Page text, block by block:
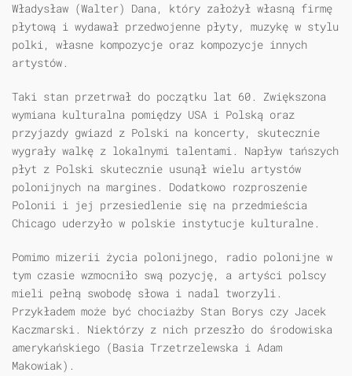
Władysław (Walter) Dana, który założył własną firmę
płytową i wydawał przedwojenne płyty, muzykę w stylu
polki, własne kompozycje oraz kompozycje innych
artystów.
Taki stan przetrwał do początku lat 60. Zwiększona
wymiana kulturalna pomiędzy USA i Polską oraz
przyjazdy gwiazd z Polski na koncerty, skutecznie
wygrały walkę z lokalnymi talentami. Napływ tańszych
płyt z Polski skutecznie usunął wielu artystów
polonijnych na margines. Dodatkowo rozproszenie
Polonii i jej przesiedlenie się na przedmieścia
Chicago uderzyło w polskie instytucje kulturalne.
Pomimo mizerii życia polonijnego, radio polonijne w
tym czasie wzmocniło swą pozycję, a artyści polscy
mieli pełną swobodę słowa i nadal tworzyli.
Przykładem może być chociażby Stan Borys czy Jacek
Kaczmarski. Niektórzy z nich przeszło do środowiska
amerykańskiego (Basia Trzetrzelewska i Adam
Makowiak).